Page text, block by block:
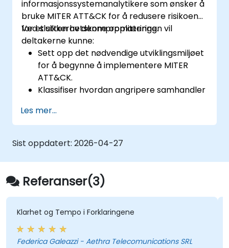
informasjonssystemanalytikere som ønsker å
bruke MITER ATT&CK for å redusere risikoen
for et sikkerhetskompromittering.
Ved slutten av denne opplæringen vil
deltakerne kunne:
Sett opp det nødvendige utviklingsmiljøet
for å begynne å implementere MITER
ATT&CK.
Klassifiser hvordan angripere samhandler
Dokumenter motstanders atferd i
systemer.
Spor angrep, dechiffrer mønstre og
ranger forsvarsverktøy som allerede er
på plass.
Les mer...
Sist oppdatert: 2026-04-27
Referanser(3)
og Tempo i Forklaringene
Galeazzi - Aethra Telecomunications SRL